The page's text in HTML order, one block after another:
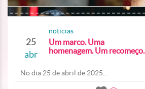
25
abr
noticias
Um marco. Uma
homenagem. Um recomeço.
No dia 25 de abril de 2025...